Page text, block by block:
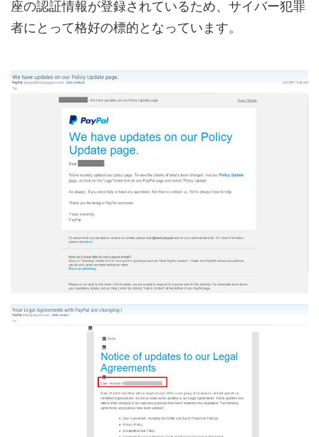
座の認証情報が登録されているため、サイバー犯罪
者にとって格好の標的となっています。